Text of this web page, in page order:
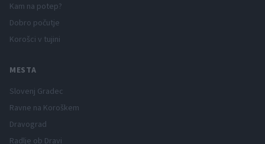
Kam na potep?
Dobro počutje
Korošci v tujini
MESTA
Slovenj Gradec
Ravne na Koroškem
Dravograd
Radlje ob Dravi